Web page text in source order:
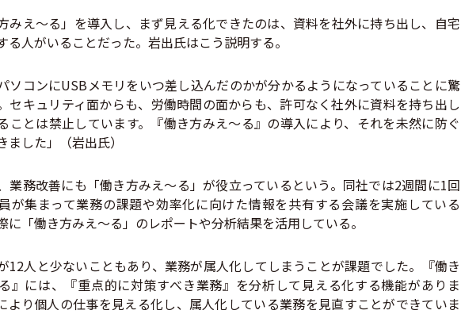
みえ～る」を導入し、まず見える化できたのは、資料を社外に持ち出し、自宅
る人がいることだった。岩出氏はこう説明する。
ソコンにUSBメモリをいつ差し込んだのかが分かるようになっていることに驚
セキュリティ面からも、労働時間の面からも、許可なく社外に資料を持ち出し
ことは禁止しています。『働き方みえ～る』の導入により、それを未然に防ぐ
ました」（岩出氏）
業務改善にも「働き方みえ～る」が役立っているという。同社では2週間に1回
が集まって業務の課題や効率化に向けた情報を共有する会議を実施している
に「働き方みえ～る」のレポートや分析結果を活用している。
12人と少ないこともあり、業務が属人化してしまうことが課題でした。『働き
』には、『重点的に対策すべき業務』を分析して見える化する機能がありま
より個人の仕事を見える化し、属人化している業務を見直すことができていま